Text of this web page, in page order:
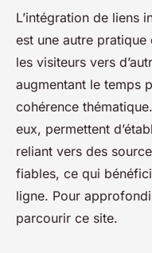
L’intégration de liens
est une autre
les visiteurs vers
augmentant le temps
cohérence
eux, permettent
reliant vers des
fiables, ce qui
ligne. Pour
parcourir ce site.